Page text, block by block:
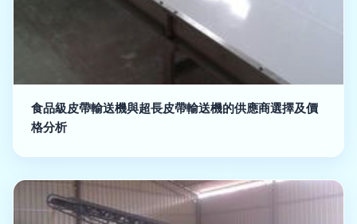
食品級皮帶輸送機與超長皮帶輸送機的供應商選擇及價
格分析